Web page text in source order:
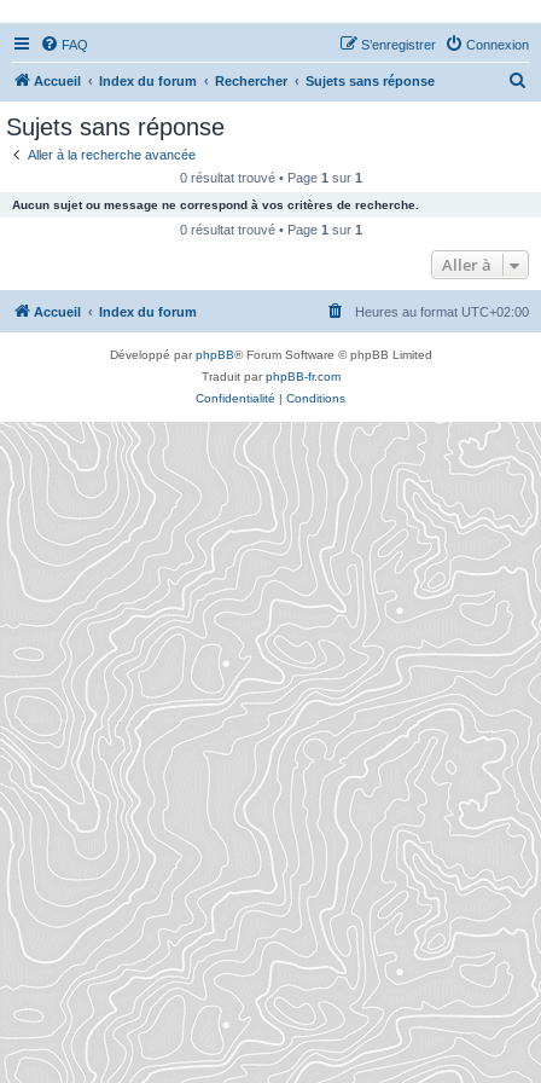
FAQ Connexion
S’enregistrer
Accueil Index du forum Rechercher Sujets sans réponse
c
e
Sujets sans réponse
Aller à la recherche avancée
0 résultat trouvé • Page 1 sur 1
Aucun sujet ou message ne correspond à vos critères de recherche.
0 résultat trouvé • Page 1 sur 1
Aller à
Accueil Index du forum Heures au format UTC+02:00
Développé parphpBB® Forum Software © phpBB Limited
Traduit parphpBB-fr.com
Confidentialité | Conditions